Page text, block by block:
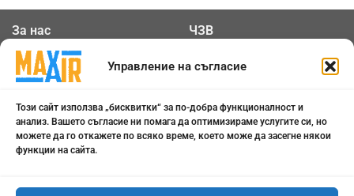
Управление на съгласие
Този сайт използва „бисквитки“ за по-добра функционалност и
анализ. Вашето съгласие ни помага да оптимизираме услугите си, но
можете да го откажете по всяко време, което може да засегне някои
функции на сайта.
За нас
Общи условия
поверителност
ЧЗВ
Контакти